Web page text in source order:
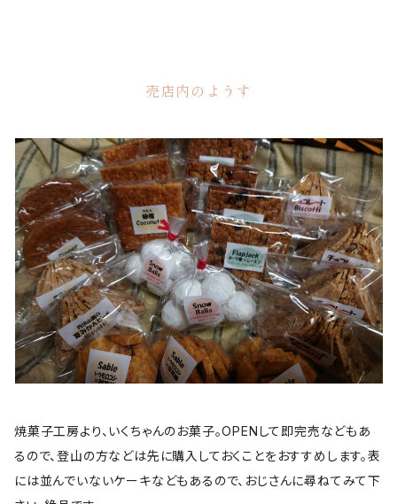
売店内のようす
焼菓子工房より、いくちゃんのお菓子。OPENして即完売などもあ
るので、登山の方などは先に購入しておくことをおすすめします。表
には並んでいないケーキなどもあるので、おじさんに尋ねてみて下